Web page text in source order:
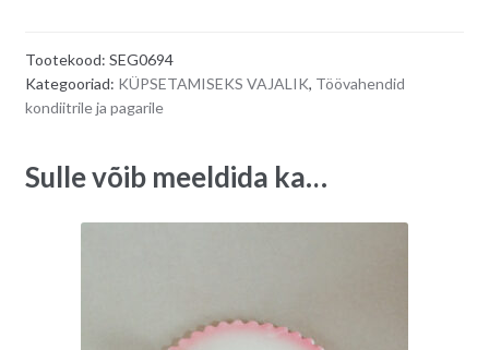
r
i
Tootekood: SEG0694
Kategooriad: KÜPSETAMISEKS VAJALIK, Töövahendid
kondiitrile ja pagarile
Sulle võib meeldida ka…